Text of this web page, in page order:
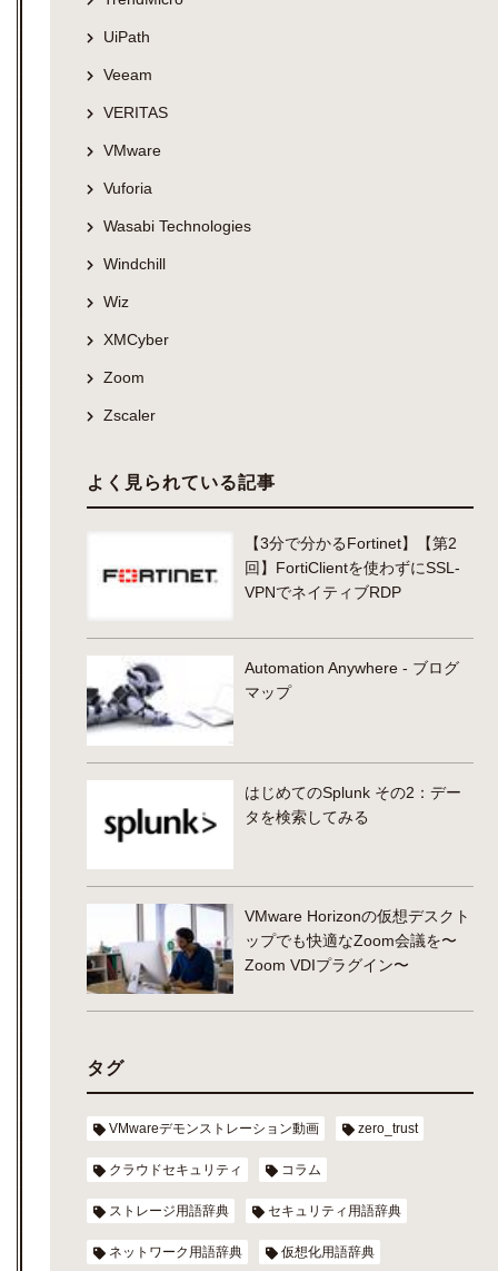
UiPath
Veeam
VERITAS
VMware
Vuforia
Wasabi Technologies
Windchill
Wiz
XMCyber
Zoom
Zscaler
よく見られている記事
【3分で分かるFortinet】【第2
回】FortiClientを使わずにSSL-
VPNでネイティブRDP
Automation Anywhere - ブログ
マップ
はじめてのSplunk その2：デー
タを検索してみる
VMware Horizonの仮想デスクト
ップでも快適なZoom会議を〜
Zoom VDIプラグイン〜
タグ
VMwareデモンストレーション動画 zero_trust
クラウドセキュリティ コラム
ストレージ用語辞典 セキュリティ用語辞典
ネットワーク用語辞典 仮想化用語辞典